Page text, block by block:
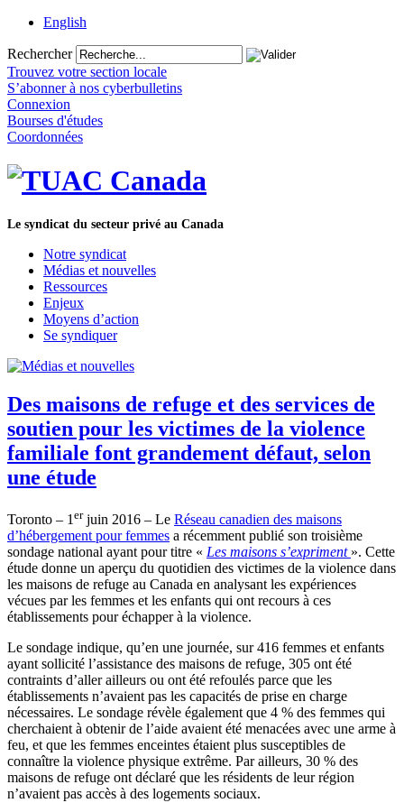
English
Rechercher
Trouvez votre section locale
S’abonner à nos cyberbulletins
Connexion
Bourses d'études
Coordonnées
Le syndicat du secteur privé au Canada
Notre syndicat
Médias et nouvelles
Ressources
Enjeux
Moyens d’action
Se syndiquer
Des maisons de refuge et des services de
soutien pour les victimes de la violence
familiale font grandement défaut, selon
une étude
Toronto – 1 erjuin 2016 – Le Réseau canadien des maisons
d’hébergement pour femmes a récemment publié son troisième
sondage national ayant pour titre « Les maisons s’expriment ». Cette
étude donne un aperçu du quotidien des victimes de la violence dans
les maisons de refuge au Canada en analysant les expériences
vécues par les femmes et les enfants qui ont recours à ces
établissements pour échapper à la violence.
Le sondage indique, qu’en une journée, sur 416 femmes et enfants
ayant sollicité l’assistance des maisons de refuge, 305 ont été
contraints d’aller ailleurs ou ont été refoulés parce que les
établissements n’avaient pas les capacités de prise en charge
nécessaires. Le sondage révèle également que 4 % des femmes qui
cherchaient à obtenir de l’aide avaient été menacées avec une arme à
feu, et que les femmes enceintes étaient plus susceptibles de
connaître la violence physique extrême. Par ailleurs, 30 % des
maisons de refuge ont déclaré que les résidents de leur région
n’avaient pas accès à des logements sociaux.